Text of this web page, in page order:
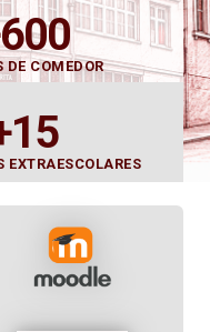
DE COMEDOR
EXTRAESCOLARES